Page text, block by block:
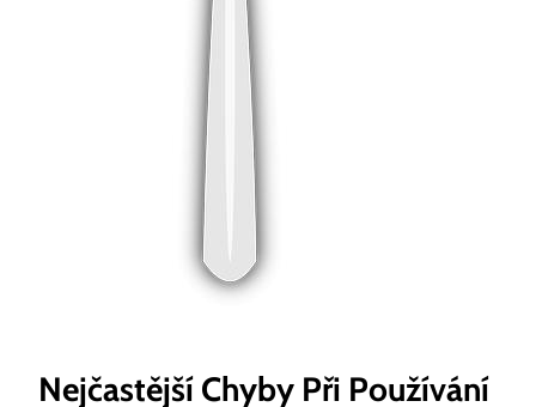
Nejčastější Chyby Při ⁣používání